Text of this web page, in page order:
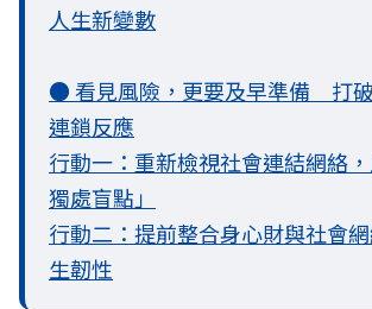
人生新變數
● 看見風險，更要及早準備 打
連鎖反應
行動一：重新檢視社會連結網絡
獨處盲點」
行動二：提前整合身心財與社會
生韌性